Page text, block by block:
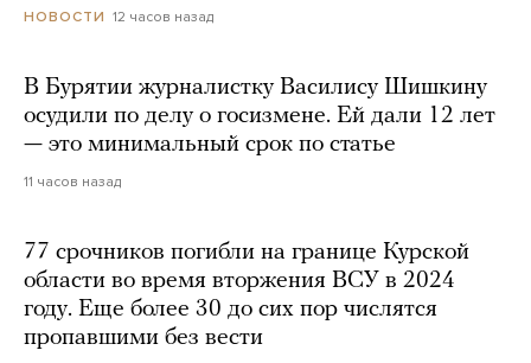
НОВОСТИ 12 часов назад
В Бурятии журналистку Василису Шишкину
осудили по делу о госизмене. Ей дали 12 лет
— это минимальный срок по статье
11 часов назад
77 срочников погибли на границе Курской
области во время вторжения ВСУ в 2024
году. Еще более 30 до сих пор числятся
пропавшими без вести